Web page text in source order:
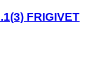
FRIGIVET